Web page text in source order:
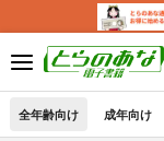
全年齢向け 成年向け